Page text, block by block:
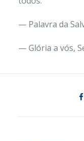
— Palavra da
— Glória a vós,